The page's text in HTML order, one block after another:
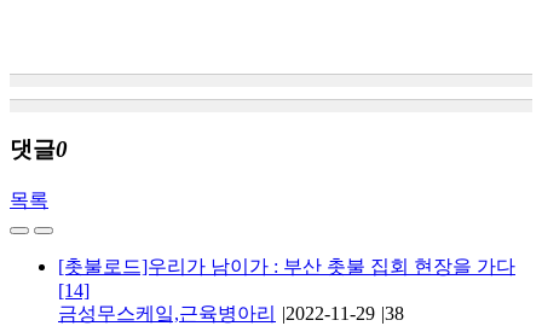
댓글0
목록
[촛불로드]우리가 남이가 : 부산 촛불 집회 현장을 가다
[14]
금성무스케잌,근육병아리
|2022-11-29 |38